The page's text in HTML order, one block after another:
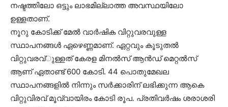
നഷ്ടത്തിലോ ഒട്ടും ലാഭമില്ലാത്ത അവസ്ഥയിലോ
ഉള്ളതാണ്.
നൂറു കോടിക്ക് മേല്‍ വാര്‍ഷിക വിറ്റുവരവുള്ള
സ്ഥാപനങ്ങള്‍ ഏഴെണ്ണമാണ്. ഏറ്റവും കൂടുതല്‍
വിറ്റുവരവ്ുള്ളത് കേരള മിനല്‍സ് ആന്‍ഡ് മെറ്റല്‍സ്
ആണ് ഏതാണ്ട് 600 കോടി. 44 പൊതുമേഖല
സ്ഥാപനങ്ങളില്‍ നിന്നും സര്‍ക്കാരിന് ലഭിക്കുന്ന ആകെ
വിറ്റുവിരവ് മൂവ്വായിരം കോടി രൂപ. പ്രതിവര്‍ഷം ശരാശരി